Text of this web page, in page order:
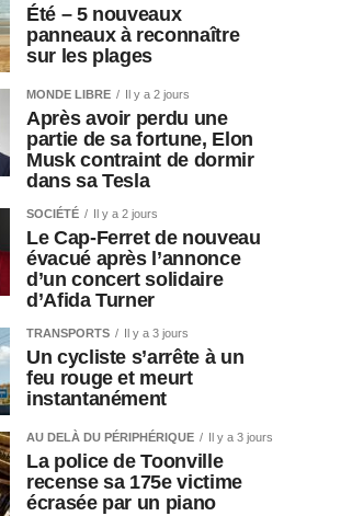
Été – 5 nouveaux
panneaux à reconnaître
sur les plages
MONDE LIBRE Il y a 2 jours
Après avoir perdu une
partie de sa fortune, Elon
Musk contraint de dormir
dans sa Tesla
SOCIÉTÉ Il y a 2 jours
Le Cap-Ferret de nouveau
évacué après l’annonce
d’un concert solidaire
d’Afida Turner
TRANSPORTS Il y a 3 jours
Un cycliste s’arrête à un
feu rouge et meurt
instantanément
AU DELÀ DU PÉRIPHÉRIQUE Il y a 3 jours
La police de Toonville
recense sa 175e victime
écrasée par un piano